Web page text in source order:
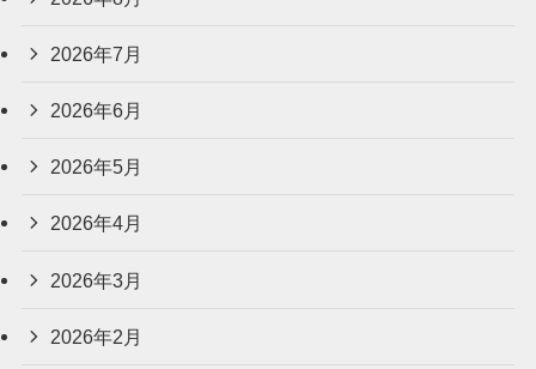
2026年7月
2026年6月
2026年5月
2026年4月
2026年3月
2026年2月